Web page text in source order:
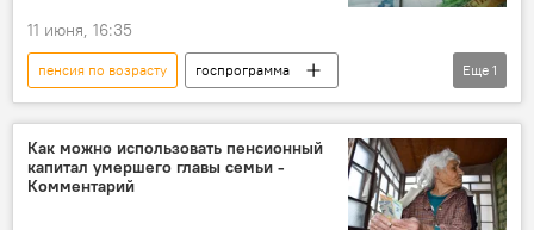
11 июня, 16:35
пенсия по возрасту
госпрограмма
Россия
пенсии
Еще 1
Как можно использовать пенсионный
капитал умершего главы семьи -
Комментарий